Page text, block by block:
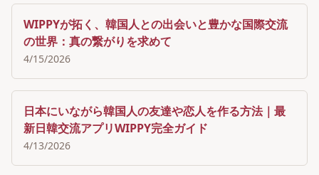
WIPPYが拓く、韓国人との出会いと豊かな国際交流
の世界：真の繋がりを求めて
4/15/2026
日本にいながら韓国人の友達や恋人を作る方法｜最
新日韓交流アプリWIPPY完全ガイド
4/13/2026